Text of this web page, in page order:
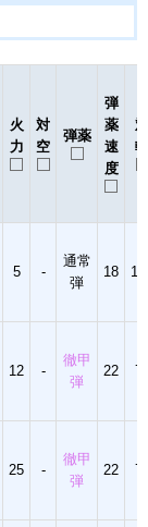
火
力
対
空
弾薬
弾
薬
速
度
対
軽
5 -
通常
弾
18
12 -
徹甲
弾
22
25 -
徹甲
弾
22